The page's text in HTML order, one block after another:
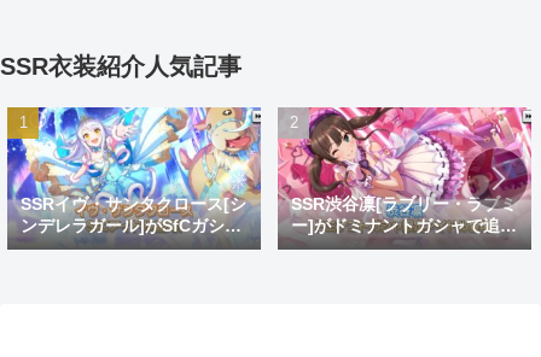
SSR衣装紹介人気記事
SSRイヴ・サンタクロース[シ
ンデレラガール]がSfCガシャ
で登場！おめでとうイヴ。大
SSR渋谷凛[ラブリー・ラブミ
ー]がドミナントガシャで追
加！蒼を捨てし8周目先発ゴ